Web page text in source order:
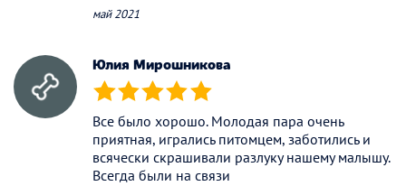
май 2021
Юлия Мирошникова
(*) (*) (*) (*) (*)
Все было хорошо. Молодая пара очень
приятная, игрались питомцем, заботились и
всячески скрашивали разлуку нашему малышу.
Всегда были на связи